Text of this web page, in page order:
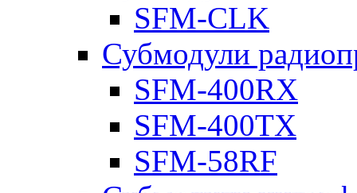
SFM-CLK
Субмодули
SFM-400RX
SFM-400TX
SFM-58RF